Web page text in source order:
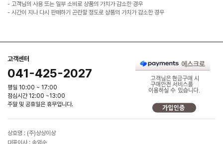
- 고객님의 사용 또는 일부 소비로 상품의 가치가 감소한 경우
- 시간이 지나 다시 판매하기 곤란할 정도로 상품의 가치가 감소한 경우
고객센터
041-425-2027
평일 10:00 ~ 17:00
점심시간 12:00 ~13:00
주말 및 공휴일은 휴무입니다.
상호명 : (주)상상이상